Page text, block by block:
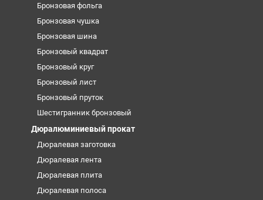
Бронзовая фольга
Бронзовая чушка
Бронзовая шина
Бронзовый квадрат
Бронзовый круг
Бронзовый лист
Бронзовый пруток
Шестигранник бронзовый
Дюралюминиевый прокат
Дюралевая заготовка
Дюралевая лента
Дюралевая плита
Дюралевая полоса